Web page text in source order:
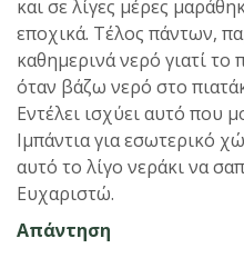
και σε λίγες μέρες
εποχικά. Τέλος πάντων,
καθημερινά νερό γιατί
όταν βάζω νερό στο
Εντέλει ισχύει αυτό που
Ιμπάντια για εσωτερικό
αυτό το λίγο νεράκι να
Ευχαριστώ.
Απάντηση